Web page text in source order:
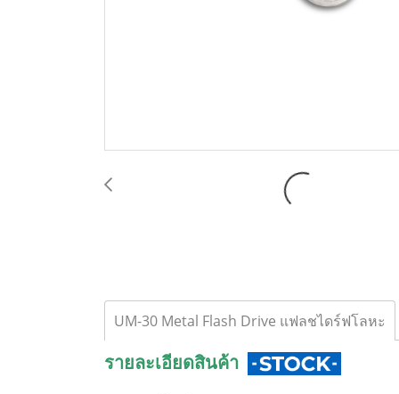
UM-30 Metal Flash Drive แฟลชไดร์ฟโลหะ
รายละเอียดสินค้า